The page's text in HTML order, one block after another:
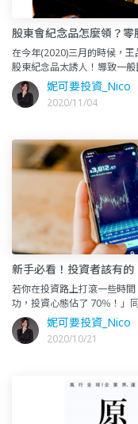
股東會紀念品怎麼領？零
在今年(2020)三月的時候，
股東紀念品太誘人！導致一
「贈送總價值 $2,200 元的美
妮可要投資_Nico
2020/11/04
新手必看！投資者該有的
若你在投資路上打滾一些時
功，投資心態佔了 70％！」
有不同的結果。這也是為什
妮可要投資_Nico
2020/10/21